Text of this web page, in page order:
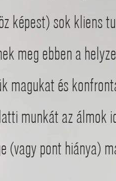
képest) sok kliens
meg ebben a
magukat és
munkát az álmok
(vagy pont hiánya)